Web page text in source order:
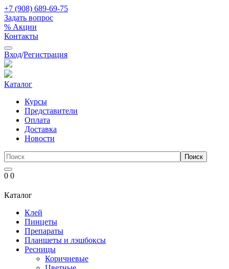
+7 (908) 689-69-75
Задать вопрос
% Акции
Контакты
Вход/Регистрация
Каталог
Курсы
Представители
Оплата
Доставка
Новости
0 0
Каталог
Клей
Пинцеты
Препараты
Планшеты и лэшбоксы
Ресницы
Коричневые